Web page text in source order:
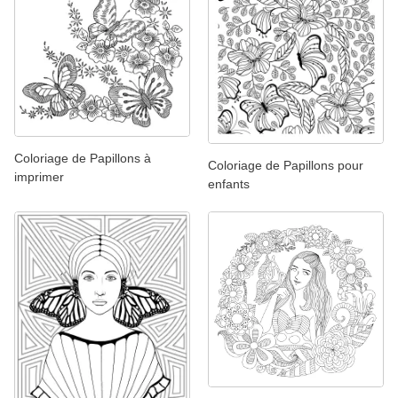
Coloriage de Papillons à
imprimer
Coloriage de Papillons pour
enfants